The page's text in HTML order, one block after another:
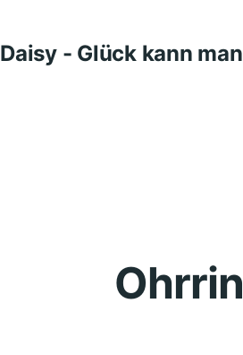
Daisy - Glück kann